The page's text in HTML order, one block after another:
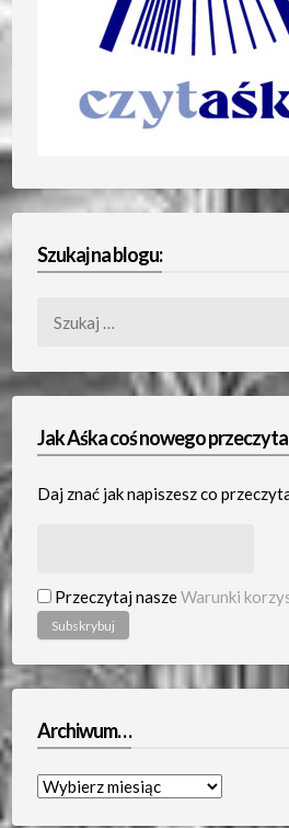
Szukaj na blogu:
Jak Aśka coś nowego przeczyta
Daj znać jak napiszesz co
Przeczytaj naszeWarunki
Archiwum…
Archiwum…